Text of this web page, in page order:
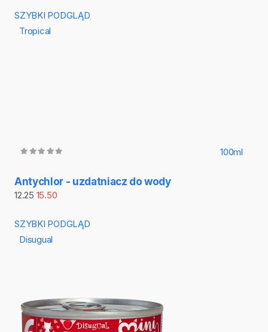
SZYBKI PODGLĄD
Tropical
100ml
Antychlor - uzdatniacz do wody
12.25 15.50
SZYBKI PODGLĄD
Disugual